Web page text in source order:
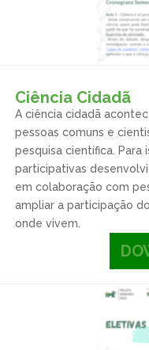
Ciência Cidadã
A ciência cidadã
pessoas comuns e
pesquisa científica.
participativas
em colaboração com
ampliar a participação
onde vivem.